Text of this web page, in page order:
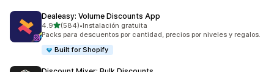
Dealeasy: Volume Discounts App
4.9de 5 estrellas
(584)
584 reseñas en total
•Instalación gratuita
Packs para descuentos por cantidad, precios por niveles y regalos.
Built for Shopify